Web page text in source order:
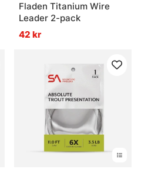
Fladen Titanium Wire
Leader 2-pack
42 kr